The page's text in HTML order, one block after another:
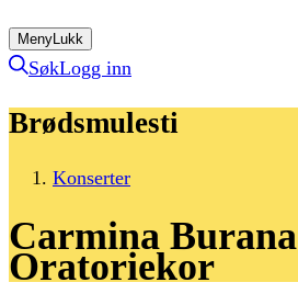
MenyLukk
SøkLogg inn
Brødsmulesti
Konserter
Carmina Burana
Oratoriekor